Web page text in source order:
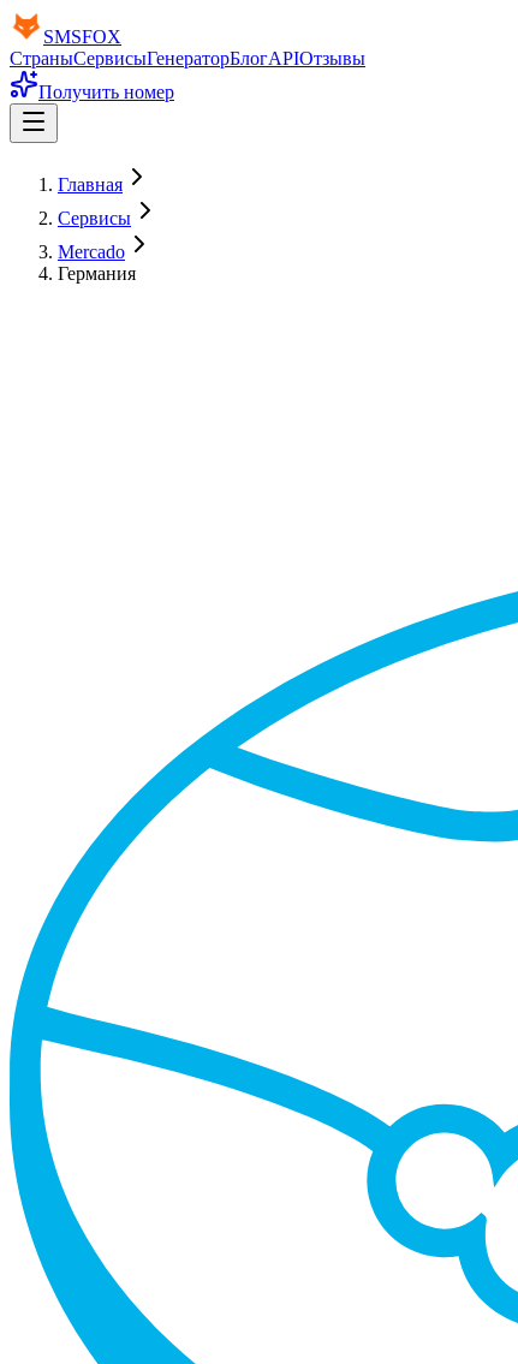
SMSFOX
СтраныСервисыГенераторБлогAPIОтзывы
Получить номер
Главная
Сервисы
Mercado
Германия